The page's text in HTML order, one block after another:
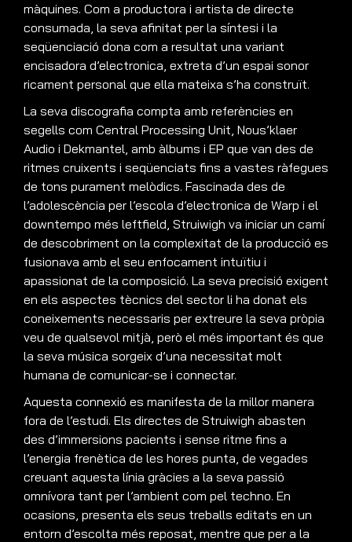
màquines. Com a productora i artista de directe
consumada, la seva afinitat per la síntesi i la
seqüenciació dona com a resultat una variant
encisadora d’electronica, extreta d’un espai sonor
ricament personal que ella mateixa s’ha construït.
La seva discografia compta amb referències en
segells com Central Processing Unit, Nous’klaer
Audio i Dekmantel, amb àlbums i EP que van des de
ritmes cruixents i seqüenciats fins a vastes ràfegues
de tons purament melòdics. Fascinada des de
l’adolescència per l’escola d’electronica de Warp i el
downtempo més leftfield, Struiwigh va iniciar un camí
de descobriment on la complexitat de la producció es
fusionava amb el seu enfocament intuïtiu i
apassionat de la composició. La seva precisió exigent
en els aspectes tècnics del sector li ha donat els
coneixements necessaris per extreure la seva pròpia
veu de qualsevol mitjà, però el més important és que
la seva música sorgeix d’una necessitat molt
humana de comunicar-se i connectar.
Aquesta connexió es manifesta de la millor manera
fora de l’estudi. Els directes de Struiwigh abasten
des d’immersions pacients i sense ritme fins a
l’energia frenètica de les hores punta, de vegades
creuant aquesta línia gràcies a la seva passió
omnívora tant per l’ambient com pel techno. En
ocasions, presenta els seus treballs editats en un
entorn d’escolta més reposat, mentre que per a la